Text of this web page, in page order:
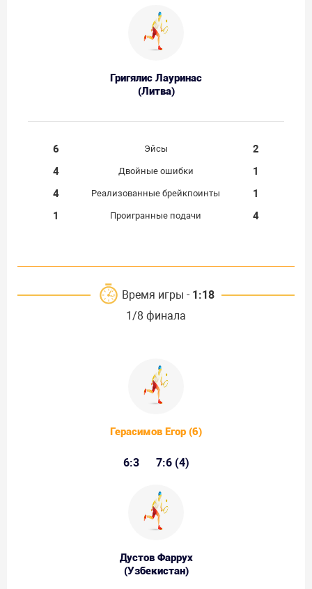
Григялис Лауринас
(Литва)
6 Эйсы
2
4
Двойные ошибки
1
4
Реализованные брейкпоинты
1
1
Проигранные подачи 4
Время игры - 1:18
1/8 финала
Герасимов Егор (6)
6:3 7:6 (4)
Дустов Фаррух
(Узбекистан)